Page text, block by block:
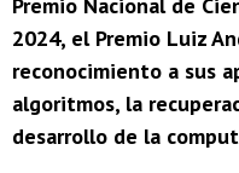
2024, el Premio Luiz
reconocimiento a sus
algoritmos, la
desarrollo de la